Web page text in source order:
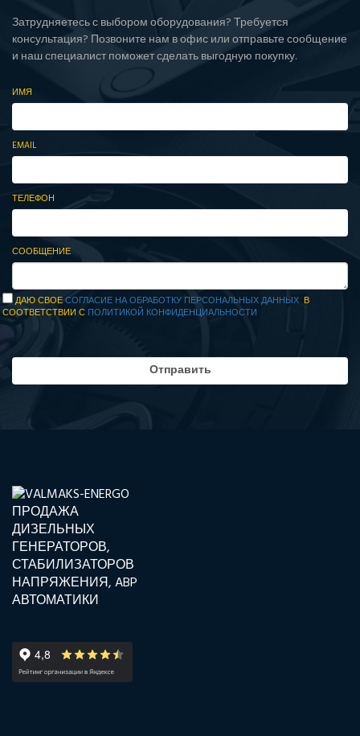
Затрудняетесь с выбором оборудования? Требуется
консультация? Позвоните нам в офис или отправьте сообщение
и наш специалист поможет сделать выгодную покупку.
ИМЯ
EMAIL
ТЕЛЕФОН
СООБЩЕНИЕ
ДАЮ СВОЕСОГЛАСИЕ НА ОБРАБОТКУ ПЕРСОНАЛЬНЫХ ДАННЫХ В
СООТВЕТСТВИИ С ПОЛИТИКОЙ КОНФИДЕНЦИАЛЬНОСТИ